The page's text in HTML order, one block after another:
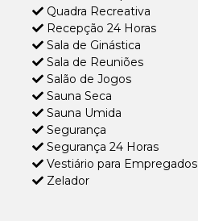
Quadra Recreativa
Recepção 24 Horas
Sala de Ginástica
Sala de Reuniões
Salão de Jogos
Sauna Seca
Sauna Umida
Segurança
Segurança 24 Horas
Vestiário para Empregados
Zelador